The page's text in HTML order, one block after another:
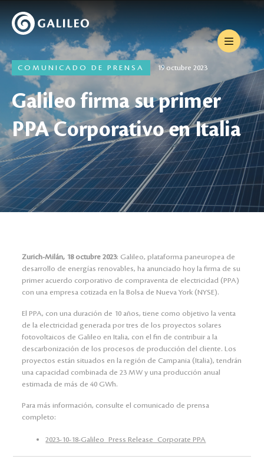
COMUNICADO DE PRENSA 19 octubre 2023
Galileo firma su primer
PPA Corporativo en Italia
Zurich-Milán, 18 octubre 2023: Galileo, plataforma paneuropea de
desarrollo de energías renovables, ha anunciado hoy la firma de su
primer acuerdo corporativo de compraventa de electricidad (PPA)
con una empresa cotizada en la Bolsa de Nueva York (NYSE).
El PPA, con una duración de 10 años, tiene como objetivo la venta
de la electricidad generada por tres de los proyectos solares
fotovoltaicos de Galileo en Italia, con el fin de contribuir a la
descarbonización de los procesos de producción del cliente. Los
proyectos están situados en la región de Campania (Italia), tendrán
una capacidad combinada de 23 MW y una producción anual
estimada de más de 40 GWh.
Para más información, consulte el comunicado de prensa
completo:
2023-10-18-Galileo_Press Release_Corporate PPA